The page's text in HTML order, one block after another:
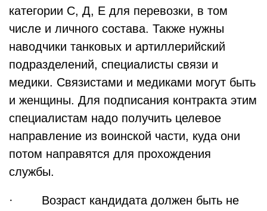
категории С, Д, Е для перевозки, в том
числе и личного состава. Также нужны
наводчики танковых и артиллерийский
подразделений, специалисты связи и
медики. Связистами и медиками могут быть
и женщины. Для подписания контракта этим
специалистам надо получить целевое
направление из воинской части, куда они
потом направятся для прохождения
службы.
· Возраст кандидата должен быть не